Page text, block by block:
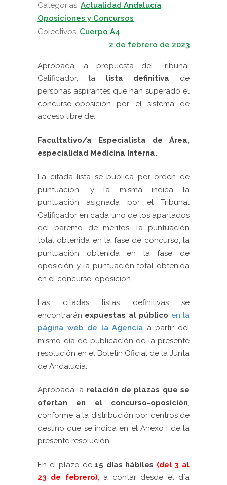
Categorias: Actualidad Andalucía,
Oposiciones y Concursos
Colectivos: Cuerpo A4
2 de febrero de 2023
Aprobada, a propuesta del Tribunal
Calificador, la lista definitiva de
personas aspirantes que han superado el
concurso-oposición por el sistema de
acceso libre de:
Facultativo/a Especialista de Área,
especialidad Medicina Interna.
La citada lista se publica por orden de
puntuación, y la misma indica la
puntuación asignada por el Tribunal
Calificador en cada uno de los apartados
del baremo de méritos, la puntuación
total obtenida en la fase de concurso, la
puntuación obtenida en la fase de
oposición y la puntuación total obtenida
en el concurso-oposición.
Las citadas listas definitivas se
encontrarán expuestas al público en la
página web de la Agencia a partir del
mismo día de publicación de la presente
resolución en el Boletín Oficial de la Junta
de Andalucía.
Aprobada la relación de plazas que se
ofertan en el concurso-oposición,
conforme a la distribución por centros de
destino que se indica en el Anexo I de la
presente resolución.
En el plazo de15 días hábiles (del 3 al
23 de febrero), a contar desde el día